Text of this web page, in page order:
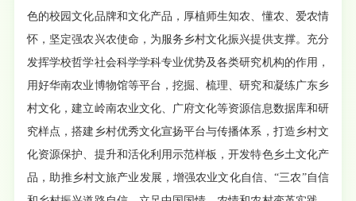
色的校园文化品牌和文化产品，厚植师生知农、懂农、爱农情
怀，坚定强农兴农使命，为服务乡村文化振兴提供支撑。充分
发挥学校哲学社会科学学科专业优势及各类研究机构的作用，
用好华南农业博物馆等平台，挖掘、梳理、研究和凝练广东乡
村文化，建立岭南农业文化、广府文化等资源信息数据库和研
究样点，搭建乡村优秀文化宣扬平台与传播体系，打造乡村文
化资源保护、提升和活化利用示范样板，开发特色乡土文化产
品，助推乡村文旅产业发展，增强农业文化自信、“三农”自信